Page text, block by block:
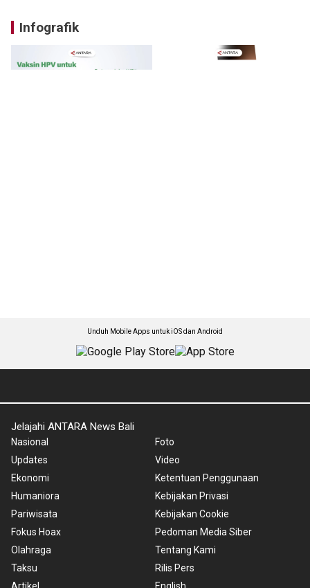
Infografik
Unduh Mobile Apps untuk iOS dan Android
Jelajahi ANTARA News Bali
Nasional
Updates
Ekonomi
Humaniora
Pariwisata
Fokus Hoax
Olahraga
Taksu
Foto
Video
Ketentuan Penggunaan
Kebijakan Privasi
Kebijakan Cookie
Pedoman Media Siber
Tentang Kami
Rilis Pers